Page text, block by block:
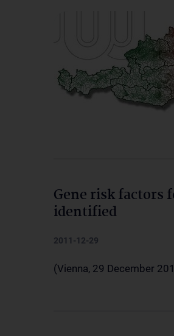
Gene risk factors
identified
2011-12-29
(Vienna, 29 December